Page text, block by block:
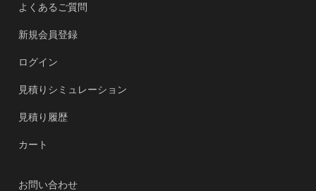
よくあるご質問
新規会員登録
ログイン
見積りシミュレーション
見積り履歴
カート
お問い合わせ